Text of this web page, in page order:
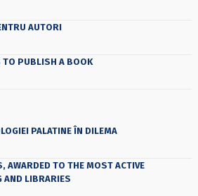
AUTORI
PUBLISH A BOOK
PALATINE ÎN DILEMA
AWARDED TO THE MOST ACTIVE
AND LIBRARIES